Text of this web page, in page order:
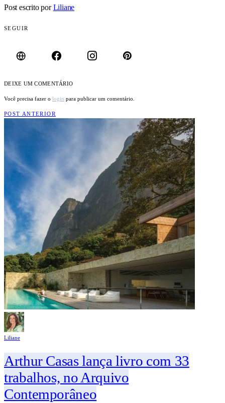
Post escrito por Liliane
SEGUIR
DEIXE UM COMENTÁRIO
Você precisa fazer o login para publicar um comentário.
POST ANTERIOR
Liliane
Arthur Casas lança livro com 33
trabalhos, no Arquivo
Contemporâneo